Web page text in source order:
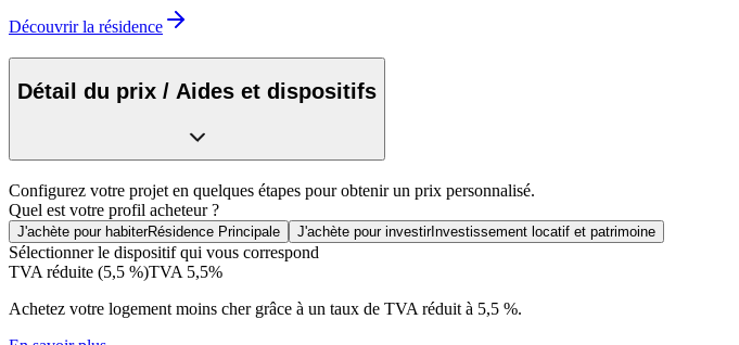
Découvrir la résidence
Détail du prix / Aides et dispositifs
Configurez votre projet en quelques étapes pour obtenir un prix personnalisé.
Quel est votre profil acheteur ?
J'achète pour habiterRésidence Principale J'achète pour investirInvestissement locatif et patrimoine
Sélectionner le dispositif qui vous correspond
TVA réduite (5,5 %)TVA 5,5%
Achetez votre logement moins cher grâce à un taux de TVA réduit à 5,5 %.